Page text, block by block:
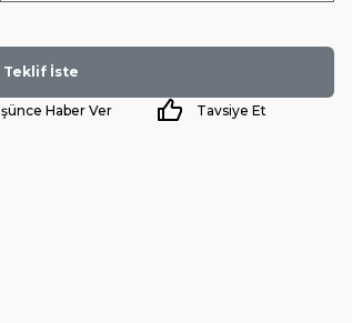
Teklif İste
Haber Ver Tavsiye Et